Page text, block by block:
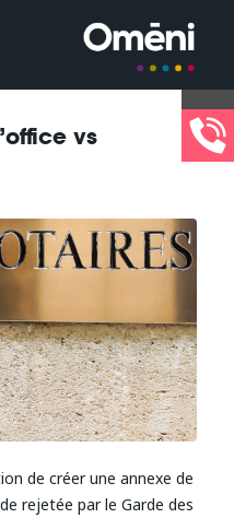
vs
de créer une annexe de
rejetée par le Garde des